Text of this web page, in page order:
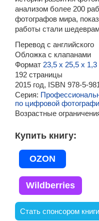
анализом более 200
фотографов мира,
работы стали
Перевод с английского
Обложка с клапанами
Формат 23,5 х 25,5 х 1,3
192 страницы
2015 год, ISBN 978-5-
Серия:
по цифровой
Возрастные
Купить книгу
OZON
Wildberries
Стать спонсором книги